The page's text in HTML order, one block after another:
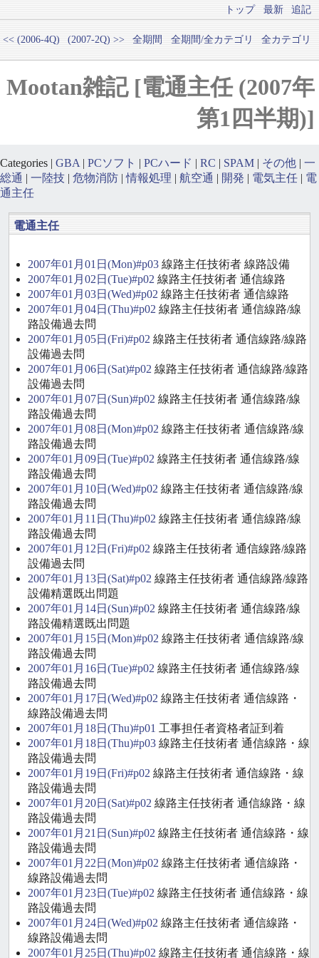
トップ 最新 追記
<< (2006-4Q) (2007-2Q) >> 全期間 全期間/全カテゴリ 全カテゴリ
Mootan雑記 [電通主任 (2007年
第1四半期)]
Categories | GBA | PCソフト | PCハード | RC | SPAM | その他 | 一
総通 | 一陸技 | 危物消防 |情報処理 | 航空通 | 開発 | 電気主任 | 電
通主任
電通主任
2007年01月01日(Mon)#p03 線路主任技術者 線路設備
2007年01月02日(Tue)#p02 線路主任技術者 通信線路
2007年01月03日(Wed)#p02 線路主任技術者 通信線路
2007年01月04日(Thu)#p02 線路主任技術者 通信線路/線
路設備過去問
2007年01月05日(Fri)#p02 線路主任技術者 通信線路/線路
設備過去問
2007年01月06日(Sat)#p02 線路主任技術者 通信線路/線路
設備過去問
2007年01月07日(Sun)#p02 線路主任技術者 通信線路/線
路設備過去問
2007年01月08日(Mon)#p02 線路主任技術者 通信線路/線
路設備過去問
2007年01月09日(Tue)#p02 線路主任技術者 通信線路/線
路設備過去問
2007年01月10日(Wed)#p02 線路主任技術者 通信線路/線
路設備過去問
2007年01月11日(Thu)#p02 線路主任技術者 通信線路/線
路設備過去問
2007年01月12日(Fri)#p02 線路主任技術者 通信線路/線路
設備過去問
2007年01月13日(Sat)#p02 線路主任技術者 通信線路/線路
設備精選既出問題
2007年01月14日(Sun)#p02 線路主任技術者 通信線路/線
路設備精選既出問題
2007年01月15日(Mon)#p02 線路主任技術者 通信線路/線
路設備過去問
2007年01月16日(Tue)#p02 線路主任技術者 通信線路/線
路設備過去問
2007年01月17日(Wed)#p02 線路主任技術者 通信線路・
線路設備過去問
2007年01月18日(Thu)#p01 工事担任者資格者証到着
2007年01月18日(Thu)#p03 線路主任技術者 通信線路・線
路設備過去問
2007年01月19日(Fri)#p02 線路主任技術者 通信線路・線
路設備過去問
2007年01月20日(Sat)#p02 線路主任技術者 通信線路・線
路設備過去問
2007年01月21日(Sun)#p02 線路主任技術者 通信線路・線
路設備過去問
2007年01月22日(Mon)#p02 線路主任技術者 通信線路・
線路設備過去問
2007年01月23日(Tue)#p02 線路主任技術者 通信線路・線
路設備過去問
2007年01月24日(Wed)#p02 線路主任技術者 通信線路・
線路設備過去問
2007年01月25日(Thu)#p02 線路主任技術者 通信線路・線